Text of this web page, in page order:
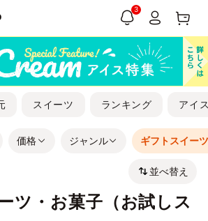
3
スイーツ ランキング アイ
価格 ジャンル ギフトスイー
並べ替え
ツ・お菓子（お試しス